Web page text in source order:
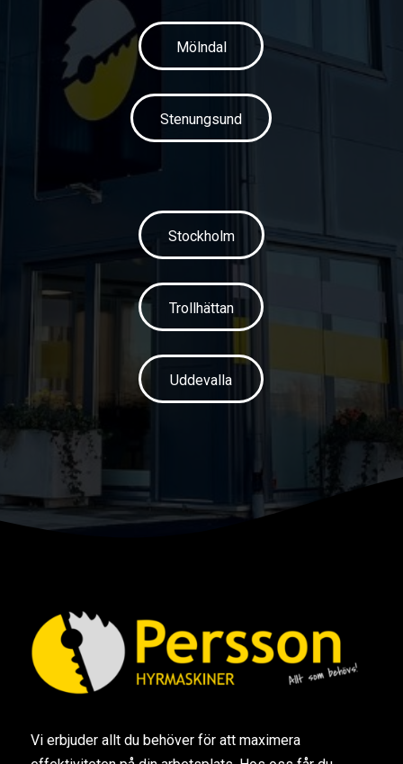
Mölndal
Stenungsund
Stockholm
Trollhättan
Uddevalla
Vi erbjuder allt du behöver för att maximera